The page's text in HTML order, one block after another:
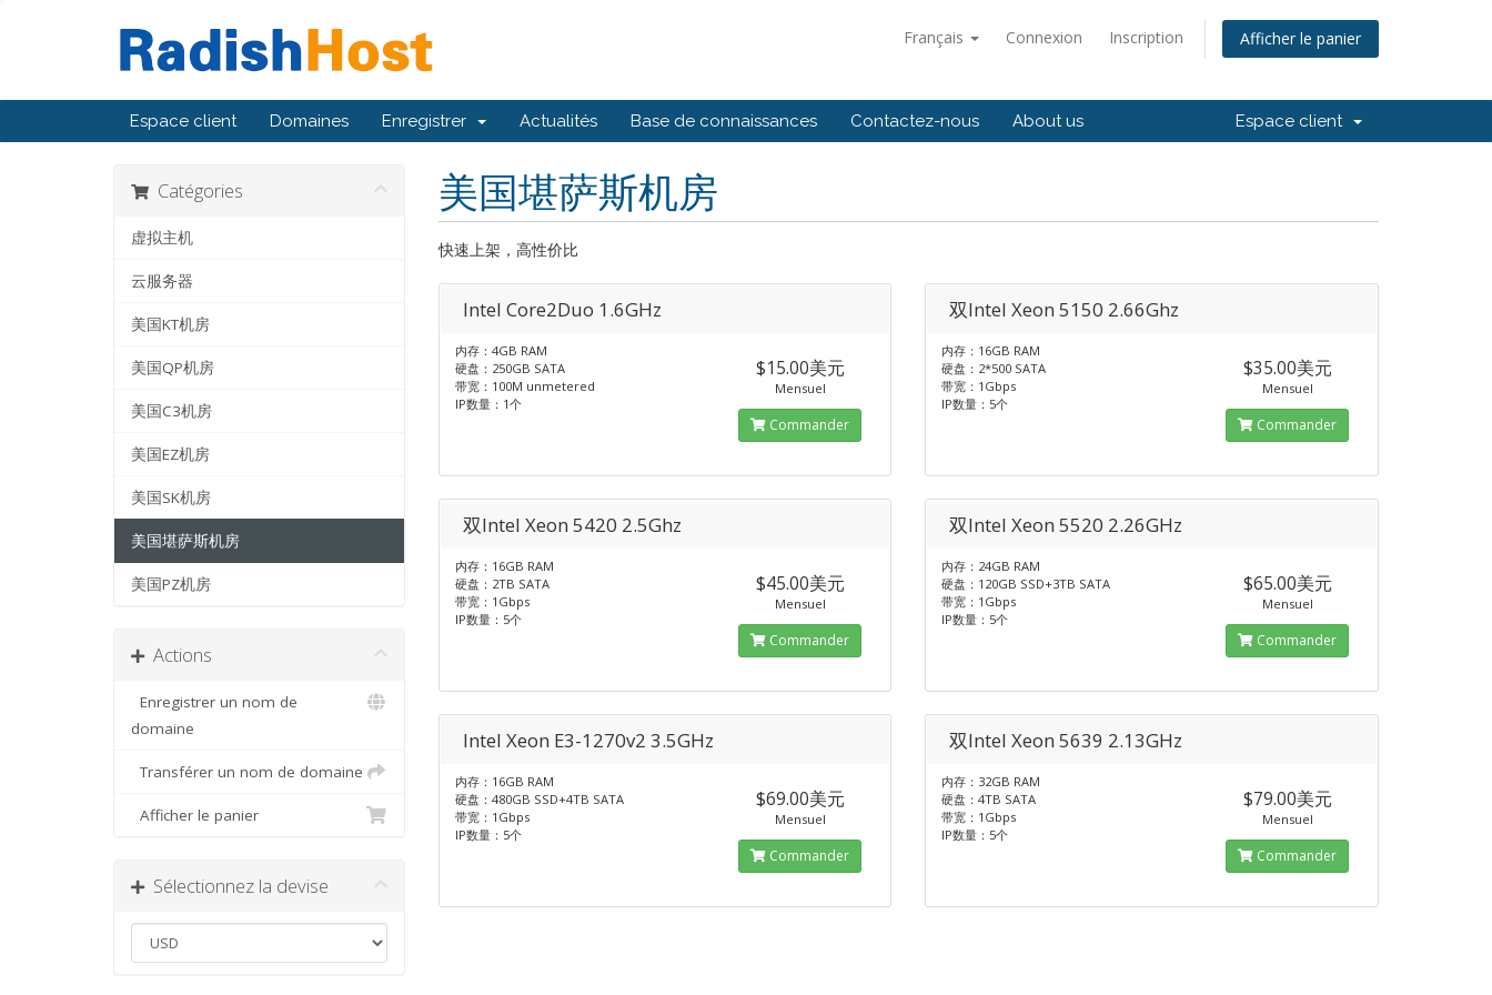
Français Connexion Inscription Afficher le panier
Espace client Domaines Enregistrer Actualités Base de connaissances Contactez-nous About us Espace client
美国堪萨斯机房
快速上架，高性价比
Catégories
虚拟主机
云服务器
美国KT机房
美国QP机房
美国C3机房
美国EZ机房
美国SK机房
美国堪萨斯机房
美国PZ机房
Actions
Enregistrer un nom de
domaine
Transférer un nom de domaine
Afficher le panier
Sélectionnez la devise
Intel Core2Duo 1.6GHz
内存：4GB RAM
硬盘：250GB SATA
带宽：100M unmetered
IP数量：1个
$15.00美元
Mensuel
Commander
双Intel Xeon 5150 2.66Ghz
内存：16GB RAM
硬盘：2*500 SATA
带宽：1Gbps
IP数量：5个
$35.00美元
Mensuel
Commander
双Intel Xeon 5420 2.5Ghz
内存：16GB RAM
硬盘：2TB SATA
带宽：1Gbps
IP数量：5个
$45.00美元
Mensuel
Commander
双Intel Xeon 5520 2.26GHz
内存：24GB RAM
硬盘：120GB SSD+3TB SATA
带宽：1Gbps
IP数量：5个
$65.00美元
Mensuel
Commander
Intel Xeon E3-1270v2 3.5GHz
内存：16GB RAM
硬盘：480GB SSD+4TB SATA
带宽：1Gbps
IP数量：5个
$69.00美元
Mensuel
Commander
双Intel Xeon 5639 2.13GHz
内存：32GB RAM
硬盘：4TB SATA
带宽：1Gbps
IP数量：5个
$79.00美元
Mensuel
Commander